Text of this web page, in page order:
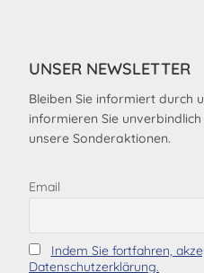
UNSER NEWSLETTER
Bleiben Sie informiert durch
informieren Sie
unsere Sonderaktionen.
Email
Indem Sie fortfahren,
Datenschutzerklärung.